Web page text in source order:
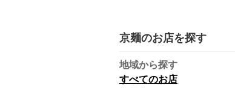
京麺のお店を探す
地域から探す
すべてのお店